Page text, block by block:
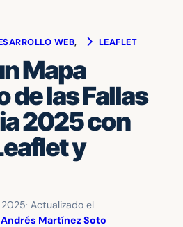
WEB, LEAFLET
Mapa
de las Fallas
2025 con
y
2025· Actualizado el
Andrés Martínez Soto